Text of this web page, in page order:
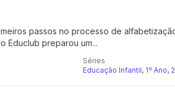
passos no processo de
Educlub preparou um...
Séries
Educação Infantil, 1º Ano,